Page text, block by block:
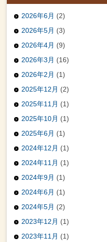
2026年6月 (2)
2026年5月 (3)
2026年4月 (9)
2026年3月 (16)
2026年2月 (1)
2025年12月 (2)
2025年11月 (1)
2025年10月 (1)
2025年6月 (1)
2024年12月 (1)
2024年11月 (1)
2024年9月 (1)
2024年6月 (1)
2024年5月 (2)
2023年12月 (1)
2023年11月 (1)